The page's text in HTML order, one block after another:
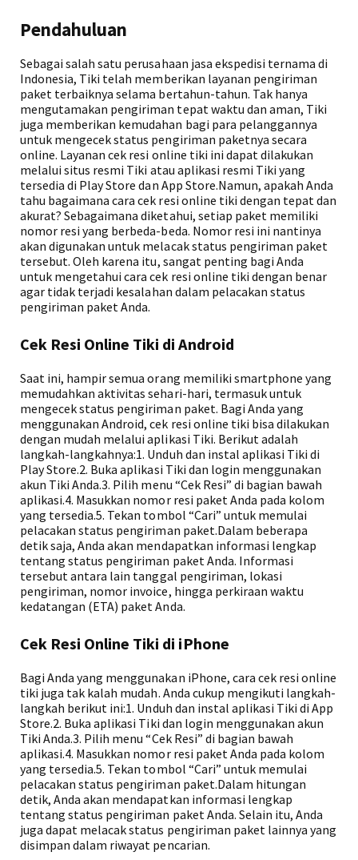
Pendahuluan
Sebagai salah satu perusahaan jasa ekspedisi ternama di
Indonesia, Tiki telah memberikan layanan pengiriman
paket terbaiknya selama bertahun-tahun. Tak hanya
mengutamakan pengiriman tepat waktu dan aman, Tiki
juga memberikan kemudahan bagi para pelanggannya
untuk mengecek status pengiriman paketnya secara
online. Layanan cek resi online tiki ini dapat dilakukan
melalui situs resmi Tiki atau aplikasi resmi Tiki yang
tersedia di Play Store dan App Store.Namun, apakah Anda
tahu bagaimana cara cek resi online tiki dengan tepat dan
akurat? Sebagaimana diketahui, setiap paket memiliki
nomor resi yang berbeda-beda. Nomor resi ini nantinya
akan digunakan untuk melacak status pengiriman paket
tersebut. Oleh karena itu, sangat penting bagi Anda
untuk mengetahui cara cek resi online tiki dengan benar
agar tidak terjadi kesalahan dalam pelacakan status
pengiriman paket Anda.
Cek Resi Online Tiki di Android
Saat ini, hampir semua orang memiliki smartphone yang
memudahkan aktivitas sehari-hari, termasuk untuk
mengecek status pengiriman paket. Bagi Anda yang
menggunakan Android, cek resi online tiki bisa dilakukan
dengan mudah melalui aplikasi Tiki. Berikut adalah
langkah-langkahnya:1. Unduh dan instal aplikasi Tiki di
Play Store.2. Buka aplikasi Tiki dan login menggunakan
akun Tiki Anda.3. Pilih menu “Cek Resi” di bagian bawah
aplikasi.4. Masukkan nomor resi paket Anda pada kolom
yang tersedia.5. Tekan tombol “Cari” untuk memulai
pelacakan status pengiriman paket.Dalam beberapa
detik saja, Anda akan mendapatkan informasi lengkap
tentang status pengiriman paket Anda. Informasi
tersebut antara lain tanggal pengiriman, lokasi
pengiriman, nomor invoice, hingga perkiraan waktu
kedatangan (ETA) paket Anda.
Cek Resi Online Tiki di iPhone
Bagi Anda yang menggunakan iPhone, cara cek resi online
tiki juga tak kalah mudah. Anda cukup mengikuti langkah-
langkah berikut ini:1. Unduh dan instal aplikasi Tiki di App
Store.2. Buka aplikasi Tiki dan login menggunakan akun
Tiki Anda.3. Pilih menu “Cek Resi” di bagian bawah
aplikasi.4. Masukkan nomor resi paket Anda pada kolom
yang tersedia.5. Tekan tombol “Cari” untuk memulai
pelacakan status pengiriman paket.Dalam hitungan
detik, Anda akan mendapatkan informasi lengkap
tentang status pengiriman paket Anda. Selain itu, Anda
juga dapat melacak status pengiriman paket lainnya yang
disimpan dalam riwayat pencarian.